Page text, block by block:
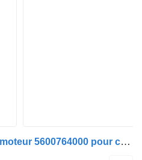
Partie inférieure du carter moteur 5600764000 pour camion Renault PREMIUM 420